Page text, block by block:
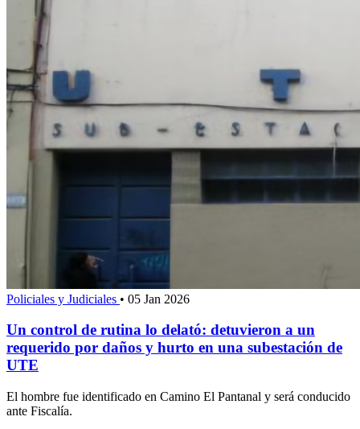
Policiales y Judiciales • 05 Jan 2026
Un control de rutina lo delató: detuvieron a un
requerido por daños y hurto en una subestación de
UTE
El hombre fue identificado en Camino El Pantanal y será conducido
ante Fiscalía.